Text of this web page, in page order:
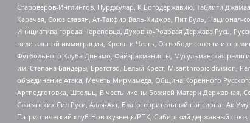
Староверов-Инглингов, Нурджулар, К Богодержавию, Таблиги
Карачая, Союз славян, Ат-Такфир Валь-Хиджра, Пит Буль, Национал-
Инициатива города Череповца, Духовно-Родовая Держава Русь,
нелегальной иммиграции, Кровь и Честь, О свободе совести и о
Футбольного Клуба Динамо, Файзрахманисты, Мусульманская
им. Степана Бандеры, Братство, Белый Крест, Misanthropic division,
объединение Атака, Мечеть Мирмамеда, Община Коренного
Артподготовка, Штольц, В честь иконы Божией Матери Державная,
Славянских Сил Руси, Алля-Аят, Благотворительный пансионат Ак
Патриотический клуб-Новокузнецк/РПК, Сибирский державный